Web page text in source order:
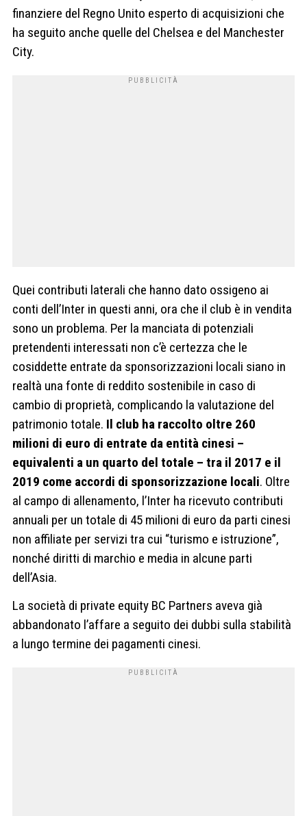
finanziere del Regno Unito esperto di acquisizioni che
ha seguito anche quelle del Chelsea e del Manchester
City.
Quei contributi laterali che hanno dato ossigeno ai
conti dell’Inter in questi anni, ora che il club è in vendita
sono un problema. Per la manciata di potenziali
pretendenti interessati non c’è certezza che le
cosiddette entrate da sponsorizzazioni locali siano in
realtà una fonte di reddito sostenibile in caso di
cambio di proprietà, complicando la valutazione del
patrimonio totale. Il club ha raccolto oltre 260
milioni di euro di entrate da entità cinesi –
equivalenti a un quarto del totale – tra il 2017 e il
2019 come accordi di sponsorizzazione locali. Oltre
al campo di allenamento, l’Inter ha ricevuto contributi
annuali per un totale di 45 milioni di euro da parti cinesi
non affiliate per servizi tra cui “turismo e istruzione”,
nonché diritti di marchio e media in alcune parti
dell’Asia.
La società di private equity BC Partners aveva già
abbandonato l’affare a seguito dei dubbi sulla stabilità
a lungo termine dei pagamenti cinesi.